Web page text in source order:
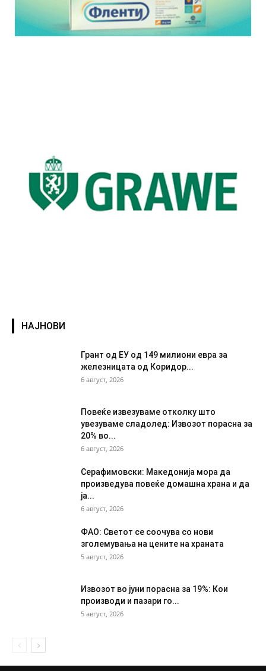
НАЈНОВИ
Грант од ЕУ од 149 милиони евра за
железницата од Коридор...
6 август, 2026
Повеќе извезуваме отколку што
увезуваме сладолед: Извозот порасна за
20% во...
6 август, 2026
Серафимовски: Македонија мора да
произведува повеќе домашна храна и да
ја...
6 август, 2026
ФАО: Светот се соочува со нови
зголемувања на цените на храната
5 август, 2026
Извозот во јуни порасна за 19%: Кои
производи и пазари го...
5 август, 2026